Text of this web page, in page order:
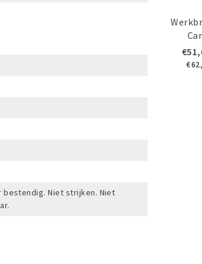
bestendig. Niet strijken. Niet